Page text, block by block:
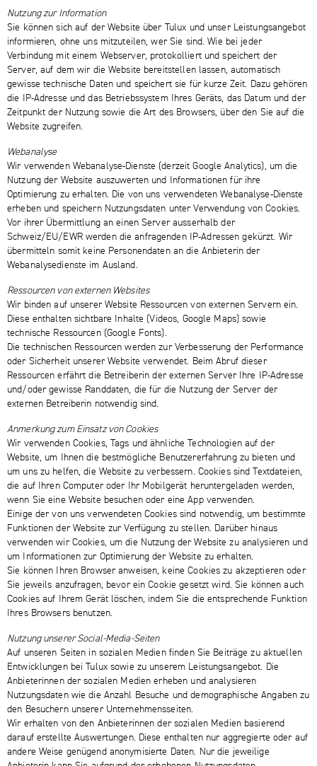
Nutzung zur Information
Sie können sich auf der Website über Tulux und unser Leistungsangebot
informieren, ohne uns mitzuteilen, wer Sie sind. Wie bei jeder
Verbindung mit einem Webserver, protokolliert und speichert der
Server, auf dem wir die Website bereitstellen lassen, automatisch
gewisse technische Daten und speichert sie für kurze Zeit. Dazu gehören
die IP-Adresse und das Betriebssystem Ihres Geräts, das Datum und der
Zeitpunkt der Nutzung sowie die Art des Browsers, über den Sie auf die
Website zugreifen.
Webanalyse
Wir verwenden Webanalyse-Dienste (derzeit Google Analytics), um die
Nutzung der Website auszuwerten und Informationen für ihre
Optimierung zu erhalten. Die von uns verwendeten Webanalyse-Dienste
erheben und speichern Nutzungsdaten unter Verwendung von Cookies.
Vor ihrer Übermittlung an einen Server ausserhalb der
Schweiz/EU/EWR werden die anfragenden IP-Adressen gekürzt. Wir
übermitteln somit keine Personendaten an die Anbieterin der
Webanalysedienste im Ausland.
Ressourcen von externen Websites
Wir binden auf unserer Website Ressourcen von externen Servern ein.
Diese enthalten sichtbare Inhalte (Videos, Google Maps) sowie
technische Ressourcen (Google Fonts).
Die technischen Ressourcen werden zur Verbesserung der Performance
oder Sicherheit unserer Website verwendet. Beim Abruf dieser
Ressourcen erfährt die Betreiberin der externen Server Ihre IP-Adresse
und/oder gewisse Randdaten, die für die Nutzung der Server der
externen Betreiberin notwendig sind.
Anmerkung zum Einsatz von Cookies
Wir verwenden Cookies, Tags und ähnliche Technologien auf der
Website, um Ihnen die bestmögliche Benutzererfahrung zu bieten und
um uns zu helfen, die Website zu verbessern. Cookies sind Textdateien,
die auf Ihren Computer oder Ihr Mobilgerät heruntergeladen werden,
wenn Sie eine Website besuchen oder eine App verwenden.
Einige der von uns verwendeten Cookies sind notwendig, um bestimmte
Funktionen der Website zur Verfügung zu stellen. Darüber hinaus
verwenden wir Cookies, um die Nutzung der Website zu analysieren und
um Informationen zur Optimierung der Website zu erhalten.
Sie können Ihren Browser anweisen, keine Cookies zu akzeptieren oder
Sie jeweils anzufragen, bevor ein Cookie gesetzt wird. Sie können auch
Cookies auf Ihrem Gerät löschen, indem Sie die entsprechende Funktion
Ihres Browsers benutzen.
Nutzung unserer Social-Media-Seiten
Auf unseren Seiten in sozialen Medien finden Sie Beiträge zu aktuellen
Entwicklungen bei Tulux sowie zu unserem Leistungsangebot. Die
Anbieterinnen der sozialen Medien erheben und analysieren
Nutzungsdaten wie die Anzahl Besuche und demographische Angaben zu
den Besuchern unserer Unternehmensseiten.
Wir erhalten von den Anbieterinnen der sozialen Medien basierend
darauf erstellte Auswertungen. Diese enthalten nur aggregierte oder auf
andere Weise genügend anonymisierte Daten. Nur die jeweilige